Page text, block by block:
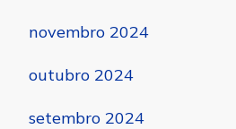
novembro 2024
outubro 2024
setembro 2024